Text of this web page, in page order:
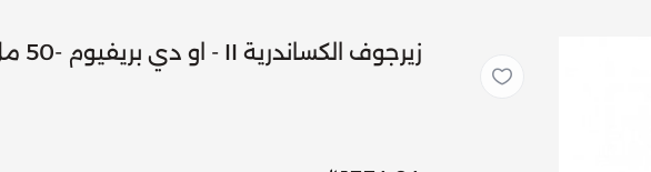
زيرجوف الكساندرية II - او دي بريفيوم -50 مل